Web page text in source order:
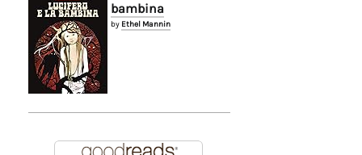
bambina
by Ethel Mannin